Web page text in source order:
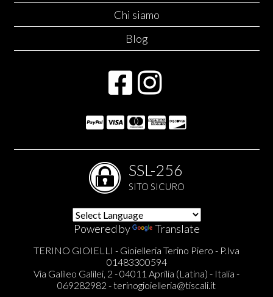
Chi siamo
Blog
SSL-256
SITO SICURO
Powered by Translate
TERINO GIOIELLI - Gioielleria Terino Piero - P.Iva
01483300594
Via Galileo Galilei, 2 - 04011 Aprilia (Latina) - Italia -
069282982 -terinogioielleria@tiscali.it